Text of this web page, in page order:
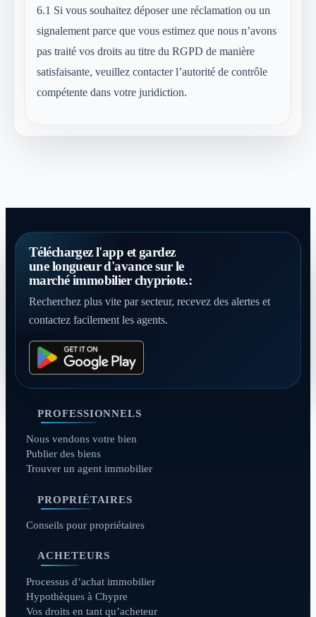
6.1 Si vous souhaitez déposer une réclamation ou un
signalement parce que vous estimez que nous n’avons
pas traité vos droits au titre du RGPD de manière
satisfaisante, veuillez contacter l’autorité de contrôle
compétente dans votre juridiction.
Téléchargez l'app et gardez
une longueur d'avance sur le
marché immobilier chypriote.:
Recherchez plus vite par secteur, recevez des alertes et
contactez facilement les agents.
PROFESSIONNELS
Nous vendons votre bien
Publier des biens
Trouver un agent immobilier
PROPRIÉTAIRES
Conseils pour propriétaires
ACHETEURS
Processus d’achat immobilier
Hypothèques à Chypre
Vos droits en tant qu’acheteur